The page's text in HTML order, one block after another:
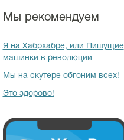
Мы рекомендуем
Я на Хабрхабре, или Пишущие
машинки в революции
Мы на скутере обгоним всех!
Это здорово!